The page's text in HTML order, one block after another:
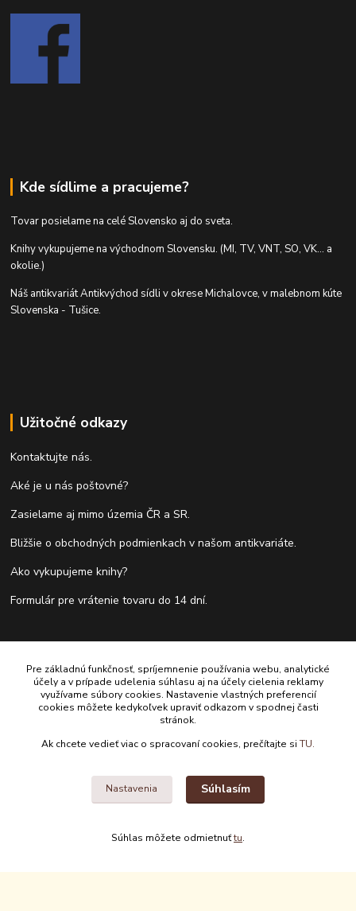
Kde sídlime a pracujeme?
Tovar posielame na celé Slovensko aj do sveta.
Knihy vykupujeme na východnom Slovensku. (MI, TV, VNT, SO, VK... a
okolie.)
Náš antikvariát Antikvýchod sídli v okrese Michalovce, v malebnom kúte
Slovenska - Tušice.
Užitočné odkazy
Kontaktujte nás.
Aké je u nás poštovné?
Zasielame aj mimo územia ČR a SR.
Bližšie o obchodných podmienkach v našom antikvariáte.
Ako vykupujeme knihy?
Formulár pre vrátenie tovaru do 14 dní.
Antikvariát Antikvýchod
Pre základnú funkčnosť, spríjemnenie používania webu, analytické
účely a v prípade udelenia súhlasu aj na účely cielenia reklamy
využívame súbory cookies. Nastavenie vlastných preferencií
cookies môžete kedykoľvek upraviť odkazom v spodnej časti
stránok.
Ak chcete vedieť viac o spracovaní cookies, prečítajte siTU.
Nastavenia Súhlasím
Súhlas môžete odmietnuťtu.